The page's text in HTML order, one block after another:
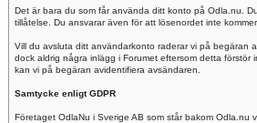
Det är bara du som får använda ditt konto på Odla.nu.
tillåtelse. Du ansvarar även för att lösenordet inte
Vill du avsluta ditt användarkonto raderar vi på begäran
dock aldrig några inlägg i Forumet eftersom detta
kan vi på begäran avidentifiera avsändaren.
Samtycke enligt GDPR
Företaget OdlaNu i Sverige AB som står bakom Odla.nu